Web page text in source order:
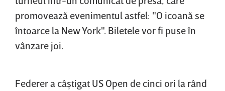
promovează evenimentul astfel: "O icoană se
întoarce la New York". Biletele vor fi puse în
vânzare joi.
Federer a câştigat US Open de cinci ori la rând